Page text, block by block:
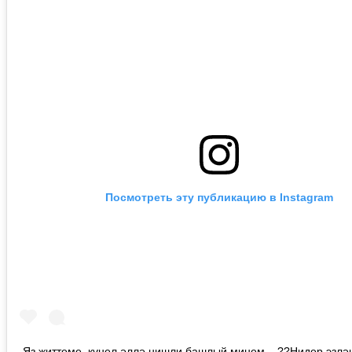
Посмотреть эту публикацию в Instagram